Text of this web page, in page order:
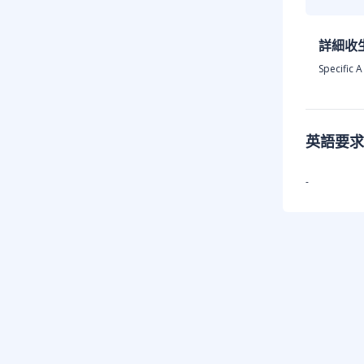
詳細收
Specific
英語要求
-